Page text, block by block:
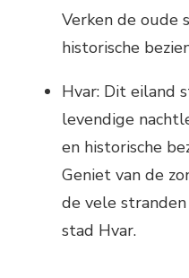
Verken de oude
historische
Hvar: Dit eiland
levendige
en historische
Geniet van de
de vele
stad Hvar.